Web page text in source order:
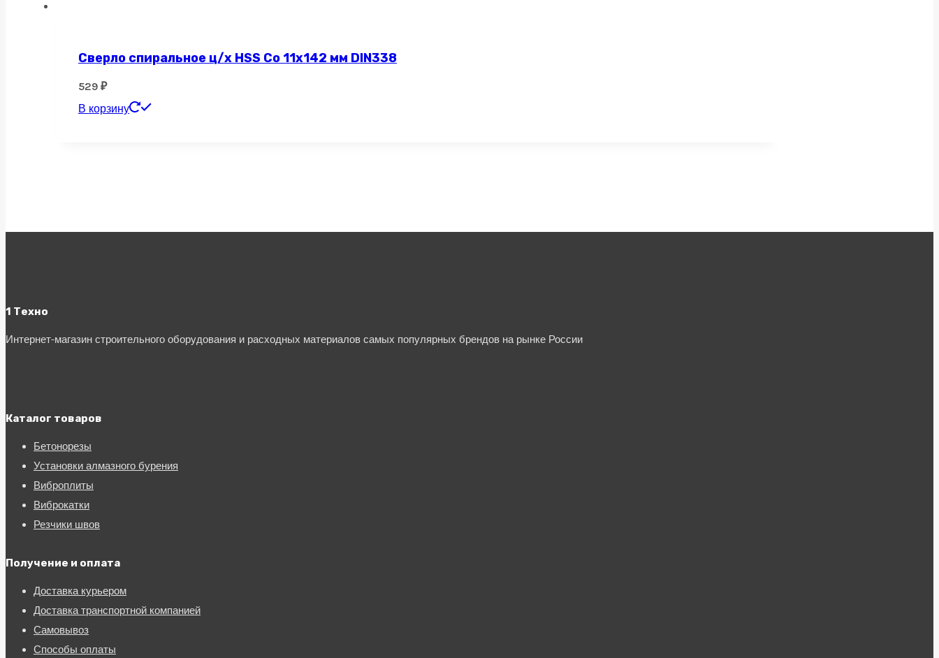
Сверло спиральное ц/х HSS Co 11х142 мм DIN338
529 ₽
В корзину
1 Техно
Интернет-магазин строительного оборудования и расходных материалов самых популярных брендов на рынке России
Каталог товаров
Бетонорезы
Установки алмазного бурения
Виброплиты
Виброкатки
Резчики швов
Получение и оплата
Доставка курьером
Доставка транспортной компанией
Самовывоз
Способы оплаты